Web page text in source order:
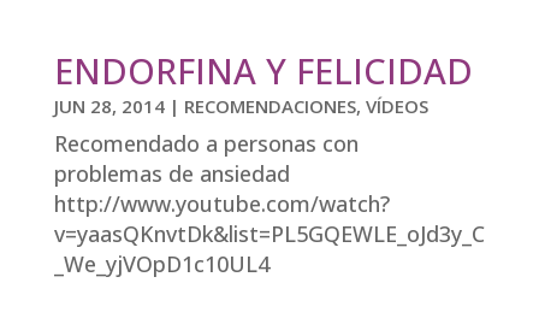
ENDORFINA Y FELICIDAD
JUN 28, 2014| RECOMENDACIONES, VÍDEOS
Recomendado a personas con
problemas de ansiedad
http://www.youtube.com/watch?
v=yaasQKnvtDk&list=PL5GQEWLE_oJd3y_C
_We_yjVOpD1c10UL4